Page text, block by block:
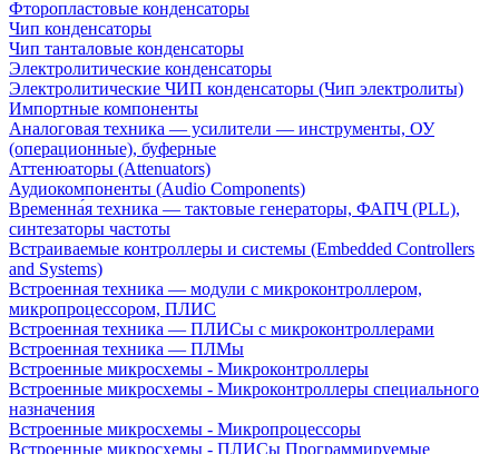
Фторопластовые конденсаторы
Чип конденсаторы
Чип танталовые конденсаторы
Электролитические конденсаторы
Электролитические ЧИП конденсаторы (Чип электролиты)
Импортные компоненты
Аналоговая техника — усилители — инструменты, ОУ
(операционные), буферные
Аттенюаторы (Attenuators)
Аудиокомпоненты (Audio Components)
Временна́я техника — тактовые генераторы, ФАПЧ (PLL),
синтезаторы частоты
Встраиваемые контроллеры и системы (Embedded Controllers
and Systems)
Встроенная техника — модули с микроконтроллером,
микропроцессором, ПЛИС
Встроенная техника — ПЛИСы с микроконтроллерами
Встроенная техника — ПЛМы
Встроенные микросхемы - Микроконтроллеры
Встроенные микросхемы - Микроконтроллеры специального
назначения
Встроенные микросхемы - Микропроцессоры
Встроенные микросхемы - ПЛИСы Программируемые